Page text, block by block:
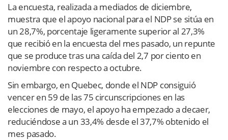
La encuesta, realizada a mediados de diciembre,
muestra que el apoyo nacional para el NDP se sitúa en
un 28,7%, porcentaje ligeramente superior al 27,3%
que recibió en la encuesta del mes pasado, un repunte
que se produce tras una caída del 2,7 por ciento en
noviembre con respecto a octubre.
Sin embargo, en Quebec, donde el NDP consiguió
vencer en 59 de las 75 circunscripciones en las
elecciones de mayo, el apoyo ha empezado a decaer,
reduciéndose a un 33,4% desde el 37,7% obtenido el
mes pasado.